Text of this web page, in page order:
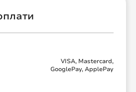
VISA, Mastercard,
GooglePay, ApplePay